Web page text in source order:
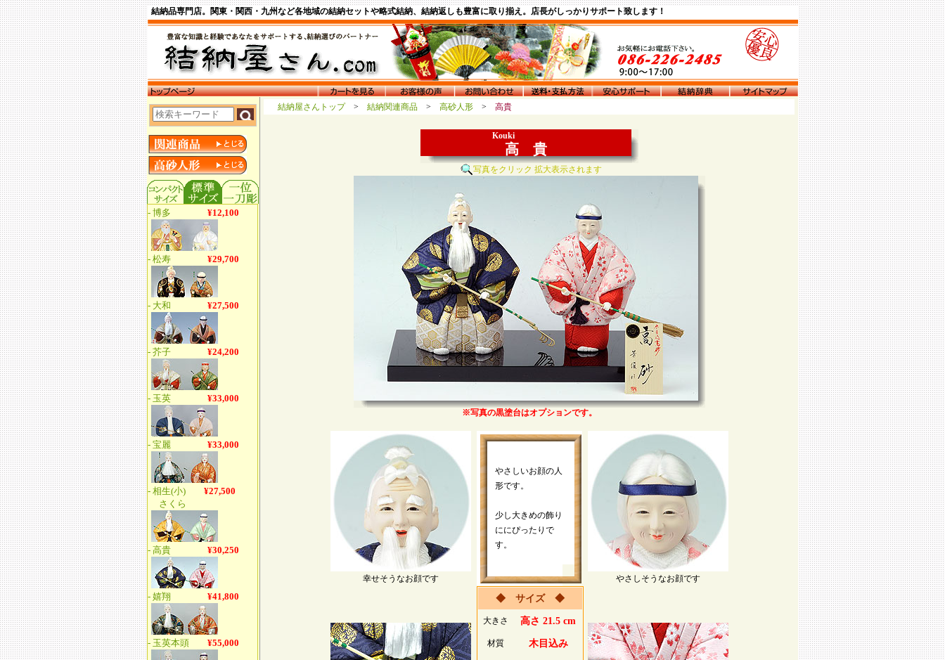
結納品専門店。関東・関西・九州など各地域の結納セットや略式結納、結納返しも豊富に取り揃え。店長がしっかりサポート致します！
結納屋さんトップ > 結納関連商品 > 高砂人形 > 高貴
Kouki
高 貴
写真をクリック 拡大表示されます
※写真の黒塗台はオプションです。
やさしいお顔の人
形です。
少し大きめの飾り
ににぴったりで
す。
幸せそうなお顔です やさしそうなお顔です
◆ サイズ ◆
大きさ 高さ 21.5 cm
材質 木目込み